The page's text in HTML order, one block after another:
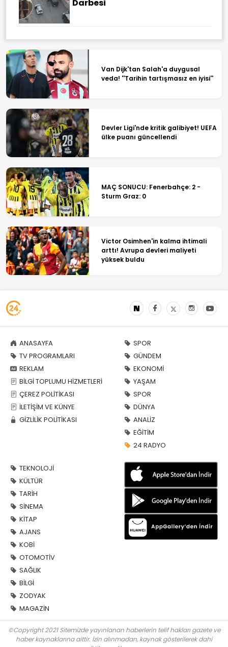
Darbesi
Van Dijk'tan Salah'a duygusal
veda! ''Tarihin tartışmasız en iyisi''
Devler Ligi'nde kritik galibiyet! UEFA
ülke puanı güncellendi
MAÇ SONUCU: Fenerbahçe: 2 -
Sturm Graz: 0
Victor Osimhen'in kalma ihtimali
arttı! Avrupa devleri maliyeti
yüksek buldu
ANASAYFA
TV PROGRAMLARI
REKLAM
BİLGİ TOPLUMU HİZMETLERİ
ÇEREZ POLİTİKASI
İLETİŞİM VE KÜNYE
GİZLİLİK POLİTİKASI
SPOR
GÜNDEM
EKONOMİ
YAŞAM
SPOR
DÜNYA
ANALİZ
EĞİTİM
24 RADYO
TEKNOLOJİ
KÜLTÜR
TARİH
SİNEMA
KİTAP
AJANS
KOBİ
OTOMOTİV
SAĞLIK
BİLGİ
ZODYAK
MAGAZİN
©Copyright 2021 Sitemizde yayınlanan haberlerin telif hakları gazete ve
haber kaynaklarına aittir. İzin alınmadan, kaynak gösterilerek dahi